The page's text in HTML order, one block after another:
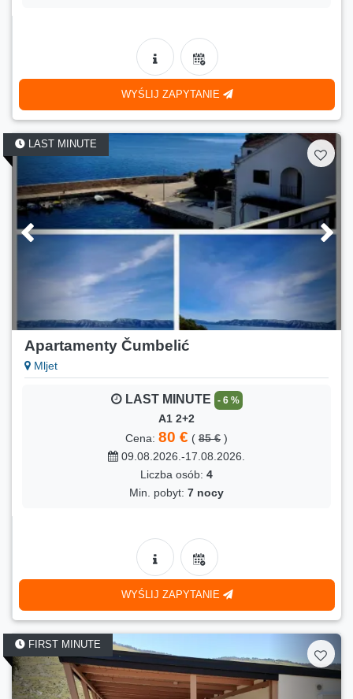
WYŚLIJ ZAPYTANIE
LAST MINUTE
Apartamenty Čumbelić
Mljet
LAST MINUTE - 6 %
A1 2+2
Cena: 80 € ( 85 € )
09.08.2026.-17.08.2026.
Liczba osób: 4
Min. pobyt: 7 nocy
WYŚLIJ ZAPYTANIE
FIRST MINUTE